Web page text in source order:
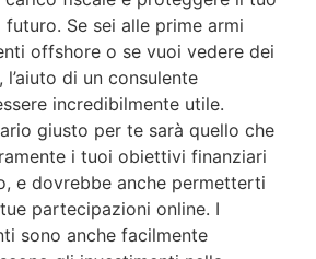
Se sei alle prime armi
offshore o se vuoi vedere dei
di un consulente
incredibilmente utile.
giusto per te sarà quello che
i tuoi obiettivi finanziari
e dovrebbe anche permetterti
partecipazioni online. I
sono anche facilmente